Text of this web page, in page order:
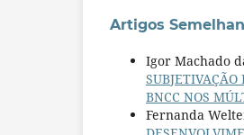
Artigos
Igor Machado
SUBJETIVAÇÃO
BNCC NOS
Fernanda